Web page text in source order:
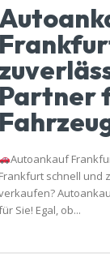
Partner
Autoankauf
Frankfurt schnell und
Sie! Egal, ob...